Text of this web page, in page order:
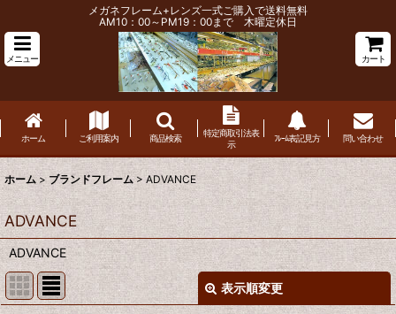
メガネフレーム+レンズ一式ご購入で送料無料
AM10：00～PM19：00まで 木曜定休日
メニュー カート
ホーム ご利用案内 商品検索
特定商取引法表
示
ﾌﾚｰﾑ表記見方 問い合わせ
ホーム > ブランドフレーム > ADVANCE
ADVANCE
ADVANCE
表示順変更